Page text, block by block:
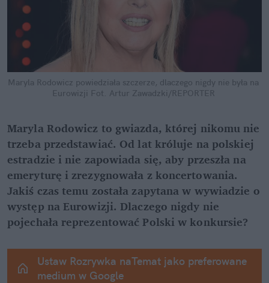
Maryla Rodowicz powiedziała szczerze, dlaczego nigdy nie była na
Eurowizji Fot. Artur Zawadzki/REPORTER
Maryla Rodowicz to gwiazda, której nikomu nie
trzeba przedstawiać. Od lat króluje na polskiej
estradzie i nie zapowiada się, aby przeszła na
emeryturę i zrezygnowała z koncertowania.
Jakiś czas temu została zapytana w wywiadzie o
występ na Eurowizji. Dlaczego nigdy nie
pojechała reprezentować Polski w konkursie?
Ustaw Rozrywka naTemat jako preferowane
medium w Google